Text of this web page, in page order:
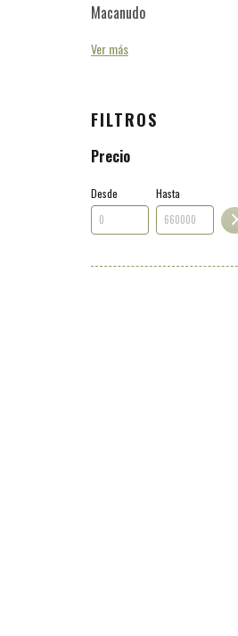
Macanudo
Ver más
FILTROS
Precio
Desde Hasta